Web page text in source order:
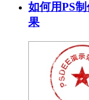
如何用PS
果